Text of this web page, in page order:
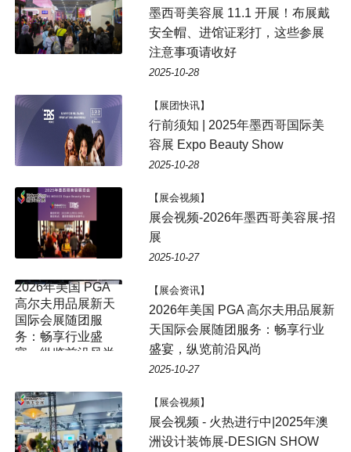
墨西哥美容展 11.1 开展！布展戴
安全帽、进馆证彩打，这些参展
注意事项请收好
2025-10-28
【展团快讯】
行前须知 | 2025年墨西哥国际美
容展 Expo Beauty Show
2025-10-28
【展会视频】
展会视频-2026年墨西哥美容展-招
展
2025-10-27
【展会资讯】
2026年美国 PGA 高尔夫用品展新
天国际会展随团服务：畅享行业
盛宴，纵览前沿风尚
2025-10-27
【展会视频】
展会视频 - 火热进行中|2025年澳
洲设计装饰展-DESIGN SHOW